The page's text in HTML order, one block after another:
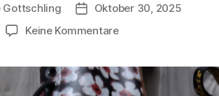
Gottschling Veröffentlichungsdatum
Oktober 30, 2025
Keine Kommentarezu
you
my